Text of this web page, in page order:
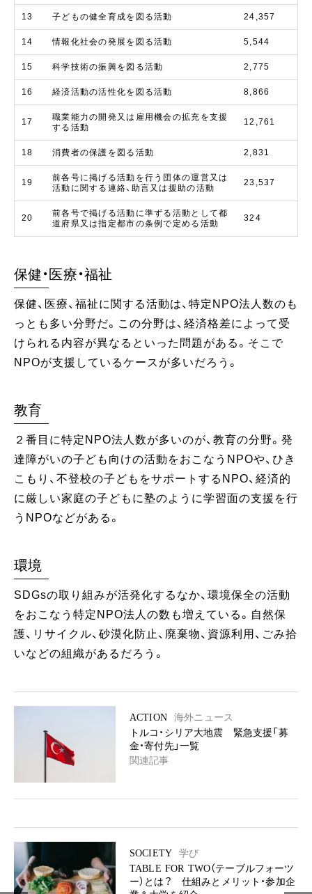
13 子どもの健全育成を図る活動 24,357
14 情報化社会の発展を図る活動 5,544
15 科学技術の振興を図る活動 2,775
16 経済活動の活性化を図る活動 8,866
17
職業能力の開発又は雇用機会の拡充を支援
する活動
12,761
18 消費者の保護を図る活動 2,831
19
前各号に掲げる活動を行う団体の運営又は
活動に関する連絡、助言又は援助の活動
23,537
20
前各号で掲げる活動に準ずる活動として都
道府県又は指定都市の条例で定める活動
324
保健・医療・福祉
保健、医療、福祉に関する活動は、特定NPO法人数のも
っとも多い分野だ。この分野は、経済格差によって受
けられる内容が異なるといった問題がある。そこで
NPOが支援しているケースが多いだろう。
教育
２番目に特定NPO法人数が多いのが、教育の分野。発
達障がいの子ども向けの活動をおこなうNPOや、ひき
こもり、不登校の子どもをサポートするNPO、経済的
に厳しい家庭の子どもに塾のように学習面の支援を行
うNPOなどがある。
環境
SDGsの取り組みが活発化するなか、環境保全の活動
をおこなう特定NPO法人の数も増えている。自然保
護、リサイクル、砂漠化防止、廃棄物、資源利用、ごみ拾
いなどの組織があるだろう。
ACTION
海外ニュース
トルコ・シリア大地震 緊急支援「募
金・寄付先」一覧
関連記事
SOCIETY
学び
TABLE FOR TWO（テーブルフォーツ
ー）とは？ 仕組みとメリット・参加企